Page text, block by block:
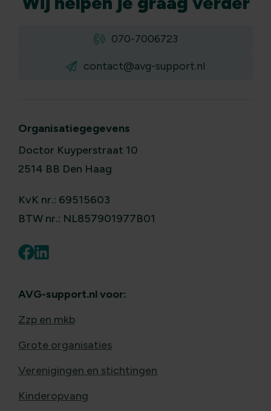
070-7006723
contact@avg-support.nl
Organisatiegegevens
Doctor Kuyperstraat 10
2514 BB Den Haag
KvK nr.: 69515603
BTW nr.: NL857901977B01
AVG-support.nl voor:
Zzp en mkb
Grote organisaties
Verenigingen en stichtingen
Kinderopvang